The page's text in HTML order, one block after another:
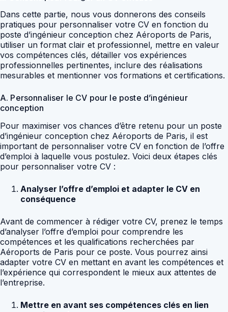
Dans cette partie, nous vous donnerons des conseils
pratiques pour personnaliser votre CV en fonction du
poste d’ingénieur conception chez Aéroports de Paris,
utiliser un format clair et professionnel, mettre en valeur
vos compétences clés, détailler vos expériences
professionnelles pertinentes, inclure des réalisations
mesurables et mentionner vos formations et certifications.
A. Personnaliser le CV pour le poste d’ingénieur
conception
Pour maximiser vos chances d’être retenu pour un poste
d’ingénieur conception chez Aéroports de Paris, il est
important de personnaliser votre CV en fonction de l’offre
d’emploi à laquelle vous postulez. Voici deux étapes clés
pour personnaliser votre CV :
Analyser l’offre d’emploi et adapter le CV en
conséquence
Avant de commencer à rédiger votre CV, prenez le temps
d’analyser l’offre d’emploi pour comprendre les
compétences et les qualifications recherchées par
Aéroports de Paris pour ce poste. Vous pourrez ainsi
adapter votre CV en mettant en avant les compétences et
l’expérience qui correspondent le mieux aux attentes de
l’entreprise.
Mettre en avant ses compétences clés en lien